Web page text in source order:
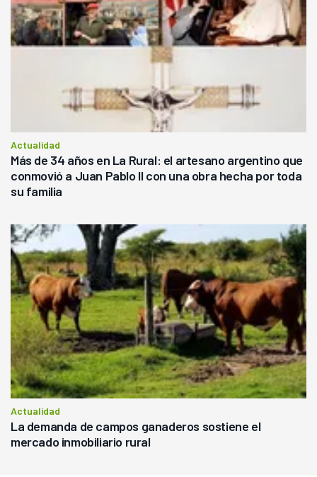
Actualidad
Más de 34 años en La Rural: el artesano argentino que
conmovió a Juan Pablo II con una obra hecha por toda
su familia
Actualidad
La demanda de campos ganaderos sostiene el
mercado inmobiliario rural